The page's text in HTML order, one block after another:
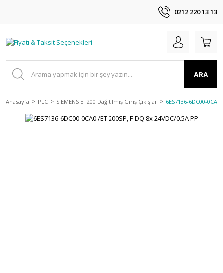
0212 220 13 13
ARA
Anasayfa PLC SIEMENS ET200 Dağıtılmış Giriş Çıkışlar 6ES7136-6DC00-